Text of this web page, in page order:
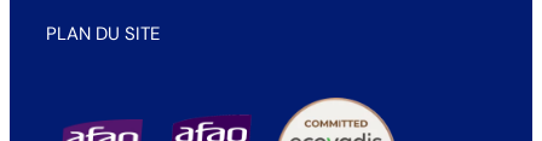
PLAN DU SITE